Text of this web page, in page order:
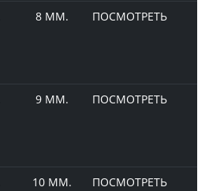
8 ММ. ПОСМОТРЕТЬ
9 ММ. ПОСМОТРЕТЬ
10 ММ. ПОСМОТРЕТЬ